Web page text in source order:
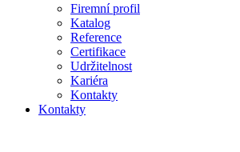
Firemní profil
Katalog
Reference
Certifikace
Udržitelnost
Kariéra
Kontakty
Kontakty